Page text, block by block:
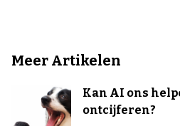
Meer Artikelen
Kan AI ons
ontcijferen?